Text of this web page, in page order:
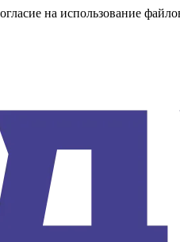
на использование